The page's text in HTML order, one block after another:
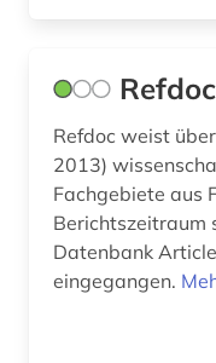
nachrichten (1)
naher osten (1)
Refdoc
Refdoc weist
2013)
Fachgebiete aus
Berichtszeitraum
Datenbank
eingegangen.